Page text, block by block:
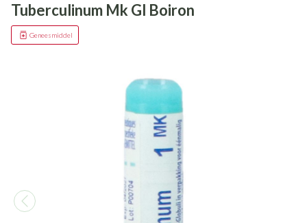
Tuberculinum Mk Gl Boiron
Geneesmiddel